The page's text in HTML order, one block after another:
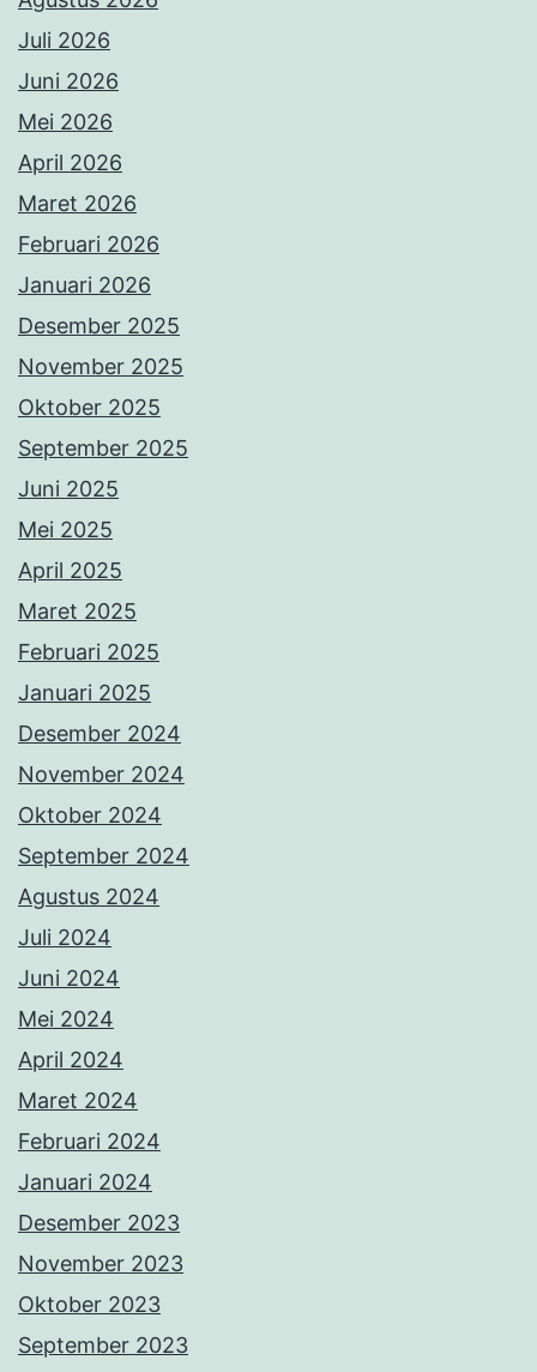
Juli 2026
Juni 2026
Mei 2026
April 2026
Maret 2026
Februari 2026
Januari 2026
Desember 2025
November 2025
Oktober 2025
September 2025
Juni 2025
Mei 2025
April 2025
Maret 2025
Februari 2025
Januari 2025
Desember 2024
November 2024
Oktober 2024
September 2024
Agustus 2024
Juli 2024
Juni 2024
Mei 2024
April 2024
Maret 2024
Februari 2024
Januari 2024
Desember 2023
November 2023
Oktober 2023
September 2023